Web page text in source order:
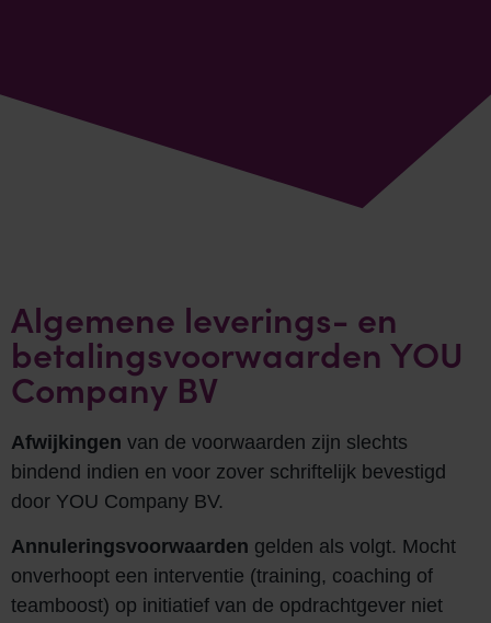
Algemene leverings- en
betalingsvoorwaarden YOU
Company BV
Afwijkingen van de voorwaarden zijn slechts
bindend indien en voor zover schriftelijk bevestigd
door YOU Company BV.
Annuleringsvoorwaarden gelden als volgt. Mocht
onverhoopt een interventie (training, coaching of
teamboost) op initiatief van de opdrachtgever niet